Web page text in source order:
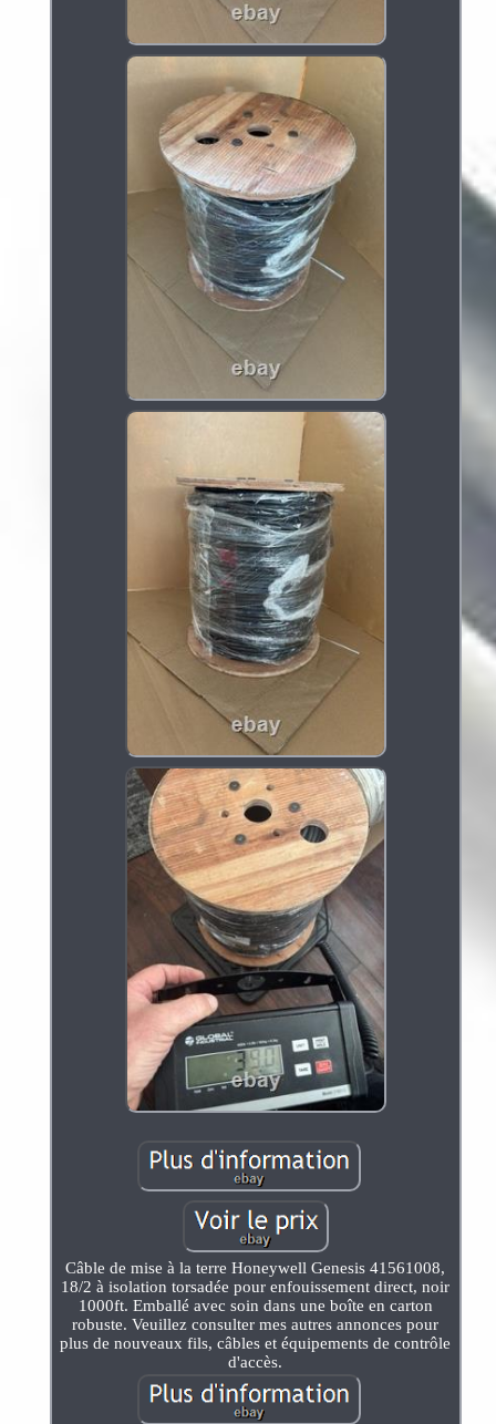
Câble de mise à la terre Honeywell Genesis 41561008,
18/2 à isolation torsadée pour enfouissement direct, noir
1000ft. Emballé avec soin dans une boîte en carton
robuste. Veuillez consulter mes autres annonces pour
plus de nouveaux fils, câbles et équipements de contrôle
d'accès.